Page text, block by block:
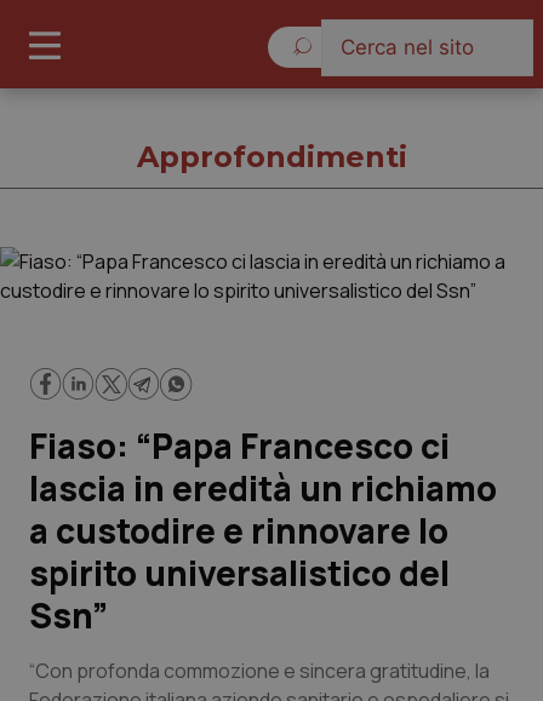
Governo e Parlamento
Regioni e Asl
Lavoro e Professioni
Scienza e Farmaci
Studi e Analisi
Approfondimenti
Fiaso: “Papa Francesco ci
lascia in eredità un richiamo
a custodire e rinnovare lo
spirito universalistico del
Ssn”
“Con profonda commozione e sincera gratitudine, la